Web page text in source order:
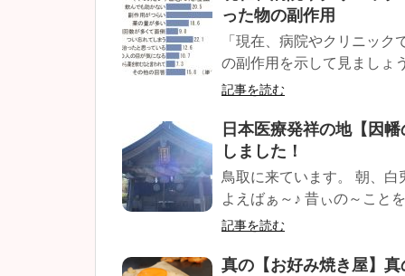
った物の副作用
「現在、病院やクリニッ
の副作用を示して見ましょ
記事を読む
日本医療発祥の地【因
しました！
鳥取に来ています。 朝、
よえばぁ～♪ 昔ぃの～こと
記事を読む
真の【お好み焼き屋】